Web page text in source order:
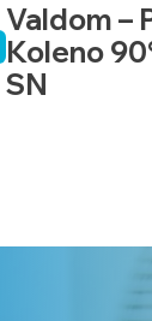
Valdom –
Koleno
SN